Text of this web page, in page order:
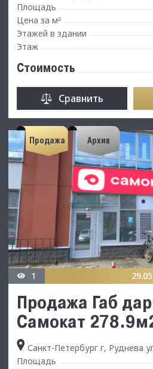
Площадь
Цена за м²
Этажей в здании
Этаж
Стоимость
Сравнить
Продажа Архив
1
Продажа Габ
Самокат
Санкт-Петербург г, Руднева
Площадь